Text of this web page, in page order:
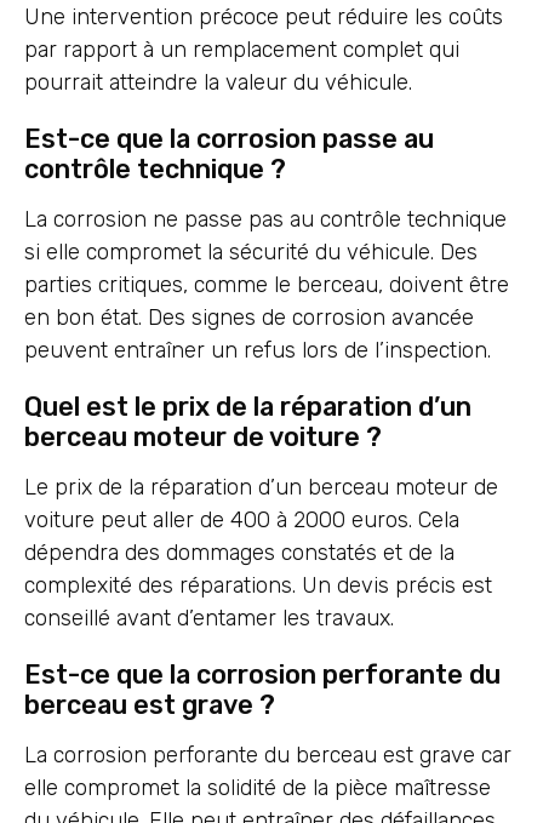
Une intervention précoce peut réduire les coûts
par rapport à un remplacement complet qui
pourrait atteindre la valeur du véhicule.
Est-ce que la corrosion passe au
contrôle technique ?
La corrosion ne passe pas au contrôle technique
si elle compromet la sécurité du véhicule. Des
parties critiques, comme le berceau, doivent être
en bon état. Des signes de corrosion avancée
peuvent entraîner un refus lors de l’inspection.
Quel est le prix de la réparation d’un
berceau moteur de voiture ?
Le prix de la réparation d’un berceau moteur de
voiture peut aller de 400 à 2000 euros. Cela
dépendra des dommages constatés et de la
complexité des réparations. Un devis précis est
conseillé avant d’entamer les travaux.
Est-ce que la corrosion perforante du
berceau est grave ?
La corrosion perforante du berceau est grave car
elle compromet la solidité de la pièce maîtresse